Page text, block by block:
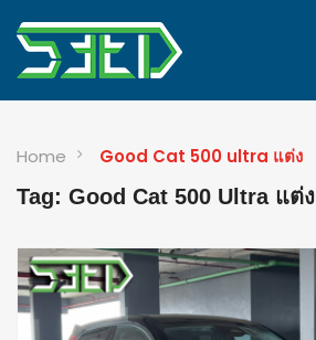
Home Good Cat 500 ultra แต่ง
Tag: Good Cat 500 Ultra แต่ง